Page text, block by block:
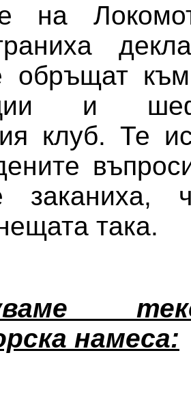
на
обръщат
и
клуб. Те
заканиха,
така.
намеса: